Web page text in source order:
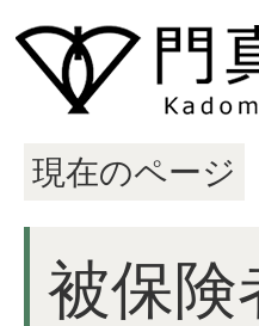
現在のページ
被保険